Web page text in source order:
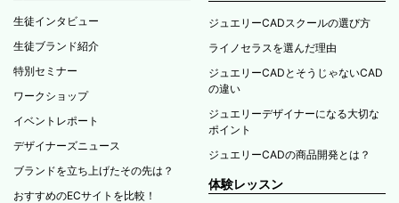
生徒インタビュー
生徒ブランド紹介
特別セミナー
ワークショップ
イベントレポート
デザイナーズニュース
ブランドを立ち上げたその先は？
おすすめのECサイトを比較！
ジュエリーCADスクールの選び方
ライノセラスを選んだ理由
ジュエリーCADとそうじゃないCAD
の違い
ジュエリーデザイナーになる大切な
ポイント
ジュエリーCADの商品開発とは？
体験レッスン